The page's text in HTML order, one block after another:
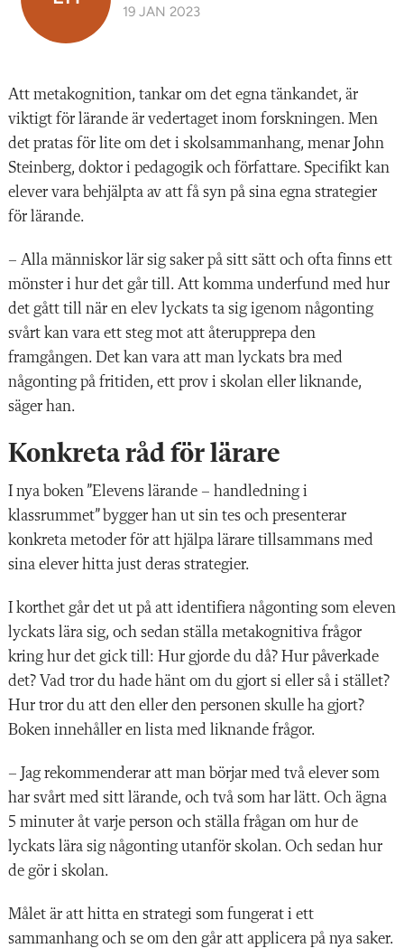
19 JAN 2023
Att metakognition, tankar om det egna tänkandet, är
viktigt för lärande är vedertaget inom forskningen. Men
det pratas för lite om det i skolsammanhang, menar John
Steinberg, doktor i pedagogik och författare. Specifikt kan
elever vara behjälpta av att få syn på sina egna strategier
för lärande.
– Alla människor lär sig saker på sitt sätt och ofta finns ett
mönster i hur det går till. Att komma underfund med hur
det gått till när en elev lyckats ta sig igenom någonting
svårt kan vara ett steg mot att återupprepa den
framgången. Det kan vara att man lyckats bra med
någonting på fritiden, ett prov i skolan eller liknande,
säger han.
Konkreta råd för lärare
I nya boken ”Elevens lärande – handledning i
klassrummet” bygger han ut sin tes och presenterar
konkreta metoder för att hjälpa lärare tillsammans med
sina elever hitta just deras strategier.
I korthet går det ut på att identifiera någonting som eleven
lyckats lära sig, och sedan ställa metakognitiva frågor
kring hur det gick till: Hur gjorde du då? Hur påverkade
det? Vad tror du hade hänt om du gjort si eller så i stället?
Hur tror du att den eller den personen skulle ha gjort?
Boken innehåller en lista med liknande frågor.
– Jag rekommenderar att man börjar med två elever som
har svårt med sitt lärande, och två som har lätt. Och ägna
5 minuter åt varje person och ställa frågan om hur de
lyckats lära sig någonting utanför skolan. Och sedan hur
de gör i skolan.
Målet är att hitta en strategi som fungerat i ett
sammanhang och se om den går att applicera på nya saker.